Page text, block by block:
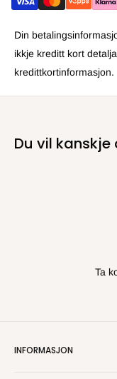
Din
ikkje kreditt kort
kredittkortinformasjon.
Du vil kanskje
Ta
INFORMASJON